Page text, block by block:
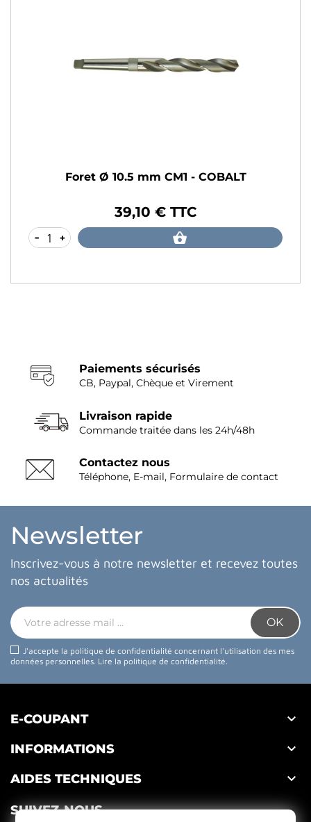
Foret Ø 10.5 mm CM1 - COBALT
39,10 € TTC
- +
Paiements sécurisés
CB, Paypal, Chèque et Virement
Livraison rapide
Commande traitée dans les 24h/48h
Contactez nous
Téléphone, E-mail, Formulaire de contact
Newsletter
Inscrivez-vous à notre newsletter et recevez toutes
nos actualités
J'accepte la politique de confidentialité concernant l'utilisation des mes
données personnelles. Lire la politique de confidentialité.
E-COUPANT 
INFORMATIONS 
AIDES TECHNIQUES 
SUIVEZ-NOUS